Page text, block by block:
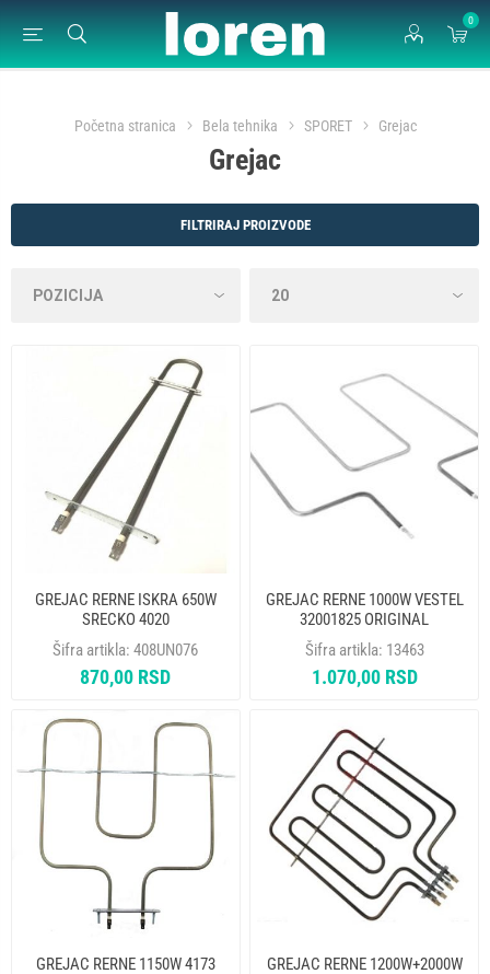
0
Početna stranica Bela tehnika SPORET Grejac
Grejac
FILTRIRAJ PROIZVODE
GREJAC RERNE ISKRA 650W
SRECKO 4020
Šifra artikla:408UN076
870,00 RSD
GREJAC RERNE 1000W VESTEL
32001825 ORIGINAL
Šifra artikla: 13463
1.070,00 RSD
GREJAC RERNE 1150W 4173
GREJAC RERNE 1200W+2000W